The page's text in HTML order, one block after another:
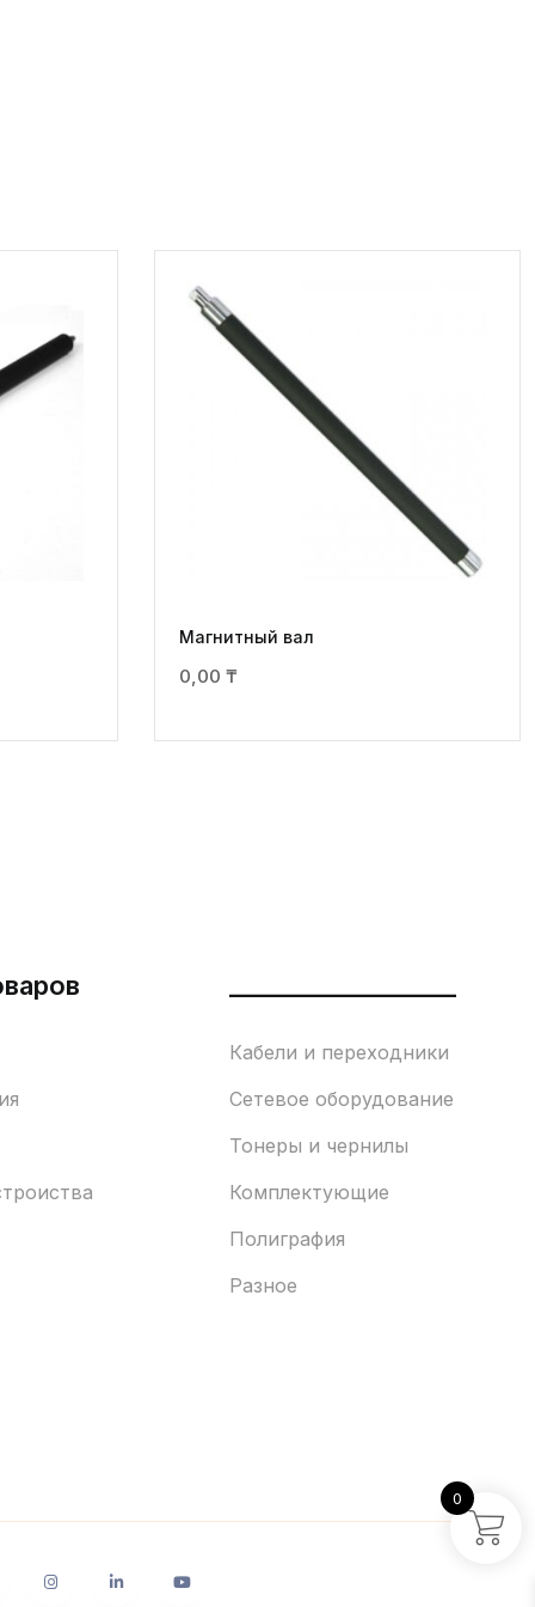
Магнитный вал
0,00 ₸
Кабели и переходники
Сетевое оборудование
Тонеры и чернилы
Комплектующие
Полиграфия
Разное
0